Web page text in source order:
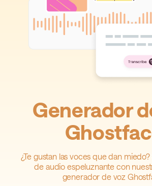
Generador
¿Te gustan las voces que dan
de audio espeluznante con
generador de voz